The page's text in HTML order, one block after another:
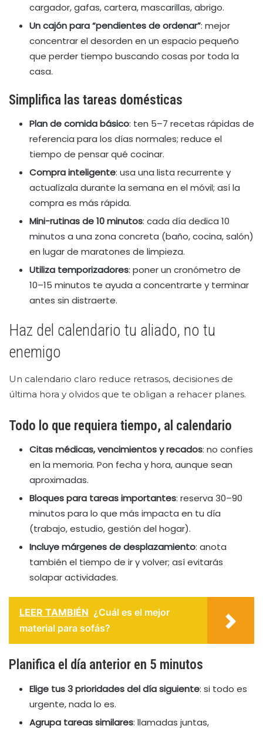
cargador, gafas, cartera, mascarillas, abrigo.
Un cajón para “pendientes de ordenar”: mejor
concentrar el desorden en un espacio pequeño
que perder tiempo buscando cosas por toda la
casa.
Simplifica las tareas domésticas
Plan de comida básico: ten 5–7 recetas rápidas de
referencia para los días normales; reduce el
tiempo de pensar qué cocinar.
Compra inteligente: usa una lista recurrente y
actualízala durante la semana en el móvil; así la
compra es más rápida.
Mini-rutinas de 10 minutos: cada día dedica 10
minutos a una zona concreta (baño, cocina, salón)
en lugar de maratones de limpieza.
Utiliza temporizadores: poner un cronómetro de
10–15 minutos te ayuda a concentrarte y terminar
antes sin distraerte.
Haz del calendario tu aliado, no tu
enemigo
Un calendario claro reduce retrasos, decisiones de
última hora y olvidos que te obligan a rehacer planes.
Todo lo que requiera tiempo, al calendario
Citas médicas, vencimientos y recados: no confíes
en la memoria. Pon fecha y hora, aunque sean
aproximadas.
Bloques para tareas importantes: reserva 30–90
minutos para lo que más impacta en tu día
(trabajo, estudio, gestión del hogar).
Incluye márgenes de desplazamiento: anota
también el tiempo de ir y volver; así evitarás
solapar actividades.
LEER TAMBIÉN ¿Cuál es el mejor
material para sofás?
Planifica el día anterior en 5 minutos
Elige tus 3 prioridades del día siguiente: si todo es
urgente, nada lo es.
Agrupa tareas similares: llamadas juntas,